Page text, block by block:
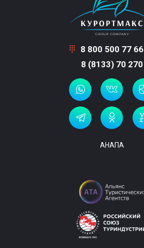
8 800 500 77 66
8 (8133) 70 270
АНАПА